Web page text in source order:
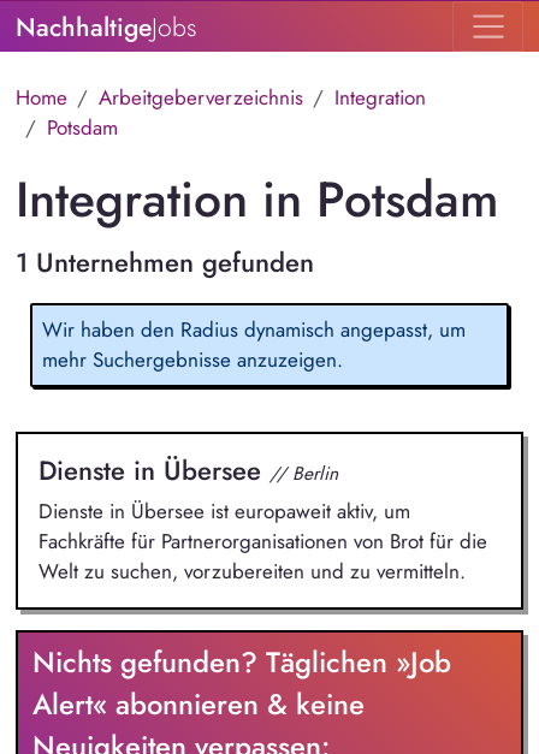
NachhaltigeJobs
Home Arbeitgeberverzeichnis
Integration
Potsdam
Integration in Potsdam
1 Unternehmen gefunden
Wir haben den Radius dynamisch angepasst, um
mehr Suchergebnisse anzuzeigen.
Dienste in Übersee // Berlin
Dienste in Übersee ist europaweit aktiv, um
Fachkräfte für Partnerorganisationen von Brot für die
Welt zu suchen, vorzubereiten und zu vermitteln.
Nichts gefunden? Täglichen »Job
Alert« abonnieren & keine